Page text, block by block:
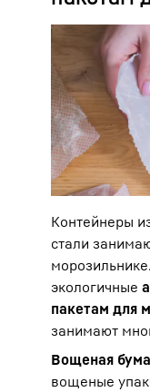
Контейнеры
стали
экологичные
пакетам для
занимают
Вощеная
вощеные